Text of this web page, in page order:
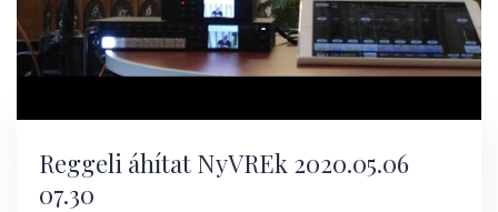
Reggeli áhítat NyVREk 2020.05.06
07.30